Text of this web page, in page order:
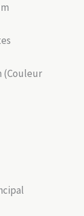
(Couleur